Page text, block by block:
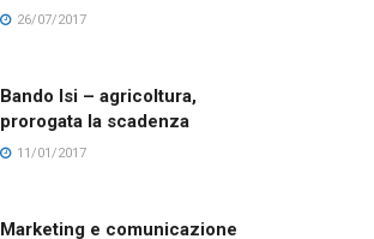
26/07/2017
Bando Isi – agricoltura,
prorogata la scadenza
11/01/2017
Marketing e comunicazione